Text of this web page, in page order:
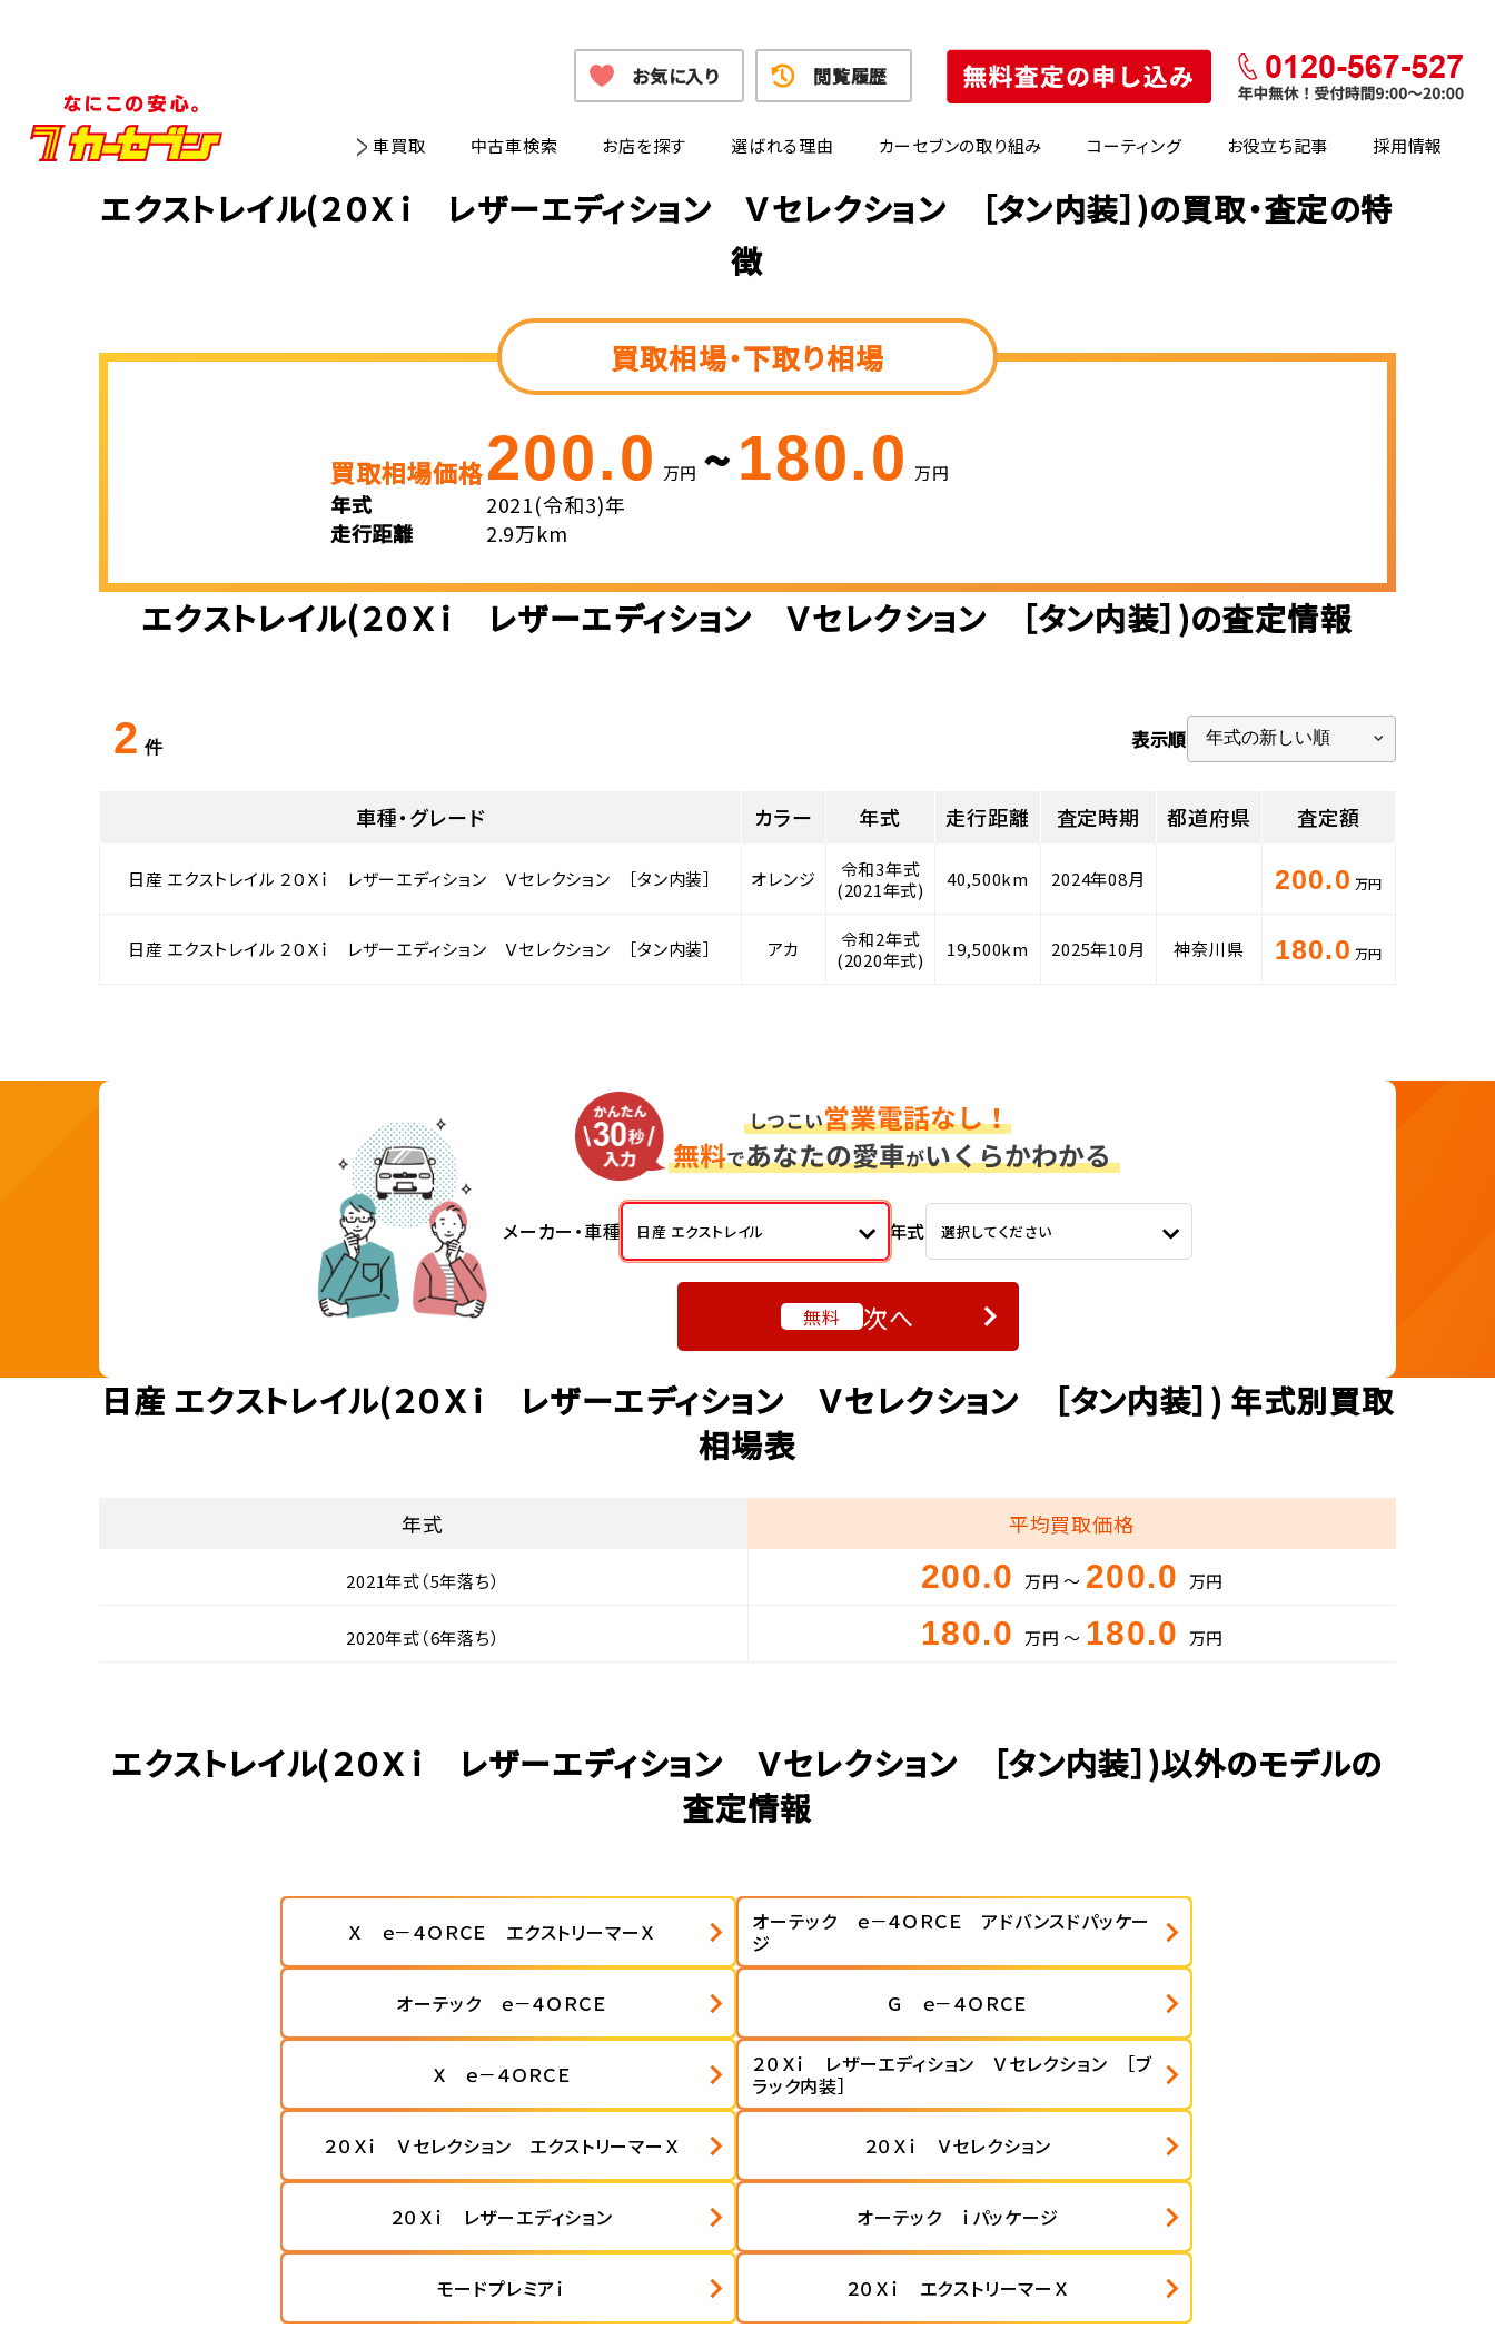
車買取 中古車検索 お店を探す 選ばれる理由 カーセブンの取り組み コーティング お役立ち記事 採用情報
お気に入り 閲覧履歴
エクストレイル(２０Ｘｉ レザーエディション Ｖセレクション ［タン内装］)の買取・査定の特
徴
買取相場・下取り相場
買取相場価格200.0 万円 ~180.0 万円
年式
2021(令和3)年
走行距離
2.9万km
エクストレイル(２０Ｘｉ レザーエディション Ｖセレクション ［タン内装］)の査定情報
2 件 表示順
車種・グレード カラー 年式 走行距離 査定時期 都道府県 査定額
日産 エクストレイル ２０Ｘｉ レザーエディション Ｖセレクション ［タン内装］ オレンジ
令和3年式
(2021年式)
40,500km 2024年08月 200.0 万円
日産 エクストレイル ２０Ｘｉ レザーエディション Ｖセレクション ［タン内装］ アカ
令和2年式
(2020年式)
19,500km 2025年10月 神奈川県 180.0 万円
メーカー・車種 日産 エクストレイル 年式 選択してください
無料 次へ
日産 エクストレイル(２０Ｘｉ レザーエディション Ｖセレクション ［タン内装］) 年式別買取
相場表
年式 平均買取価格
2021年式（5年落ち） 200.0 万円 ～ 200.0 万円
2020年式（6年落ち） 180.0 万円 ～ 180.0 万円
エクストレイル(２０Ｘｉ レザーエディション Ｖセレクション ［タン内装］)以外のモデルの
査定情報
Ｘ ｅ－４ＯＲＣＥ エクストリーマーＸ
オーテック ｅ－４ＯＲＣＥ アドバンスドパッケー
ジ
オーテック ｅ－４ＯＲＣＥ Ｇ ｅ－４ＯＲＣＥ
Ｘ ｅ－４ＯＲＣＥ
２０Ｘｉ レザーエディション Ｖセレクション ［ブ
ラック内装］
２０Ｘｉ Ｖセレクション エクストリーマーＸ ２０Ｘｉ Ｖセレクション
２０Ｘｉ レザーエディション オーテック ｉパッケージ
モードプレミアｉ ２０Ｘｉ エクストリーマーＸ